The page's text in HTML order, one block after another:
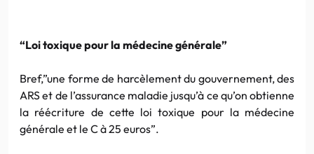
“Loi toxique pour la médecine générale”
Bref,”une forme de harcèlement du gouvernement, des
ARS et de l’assurance maladie jusqu’à ce qu’on obtienne
la réécriture de cette loi toxique pour la médecine
générale et le C à 25 euros”.